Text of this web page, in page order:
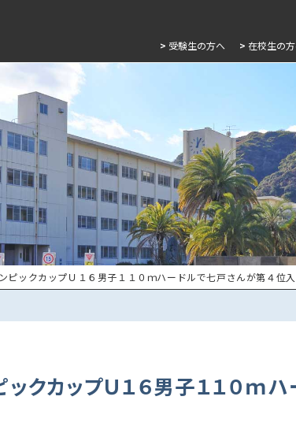
> 受験生の方へ > 在校生の
ピックカップＵ１６男子１１０ｍハードルで七戸さんが第４位
ックカップＵ１６男子１１０ｍ